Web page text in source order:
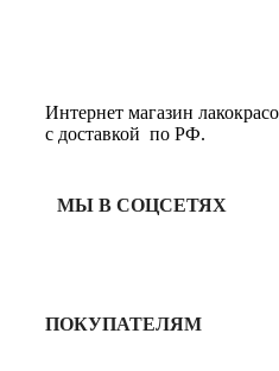
Интернет магазин
с доставкой по РФ.
МЫ В СОЦСЕТЯХ
ПОКУПАТЕЛЯМ